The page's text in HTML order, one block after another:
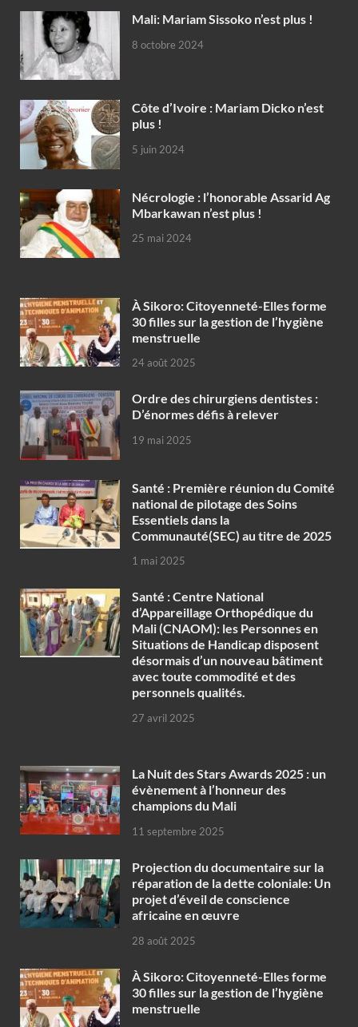
Mali: Mariam Sissoko n’est plus !
8 octobre 2024
Côte d’Ivoire : Mariam Dicko n’est
plus !
5 juin 2024
Nécrologie : l’honorable Assarid Ag
Mbarkawan n’est plus !
25 mai 2024
À Sikoro: Citoyenneté-Elles forme
30 filles sur la gestion de l’hygiène
menstruelle
24 août 2025
Ordre des chirurgiens dentistes :
D’énormes défis à relever
19 mai 2025
Santé : Première réunion du Comité
national de pilotage des Soins
Essentiels dans la
Communauté(SEC) au titre de 2025
1 mai 2025
Santé : Centre National
d’Appareillage Orthopédique du
Mali (CNAOM): les Personnes en
Situations de Handicap disposent
désormais d’un nouveau bâtiment
avec toute commodité et des
personnels qualités.
27 avril 2025
‎La Nuit des Stars Awards 2025 : un
évènement à l’honneur des
champions du Mali
11 septembre 2025
Projection du documentaire sur la
réparation de la dette coloniale: Un
projet d’éveil de conscience
africaine en œuvre‎
28 août 2025
À Sikoro: Citoyenneté-Elles forme
30 filles sur la gestion de l’hygiène
menstruelle